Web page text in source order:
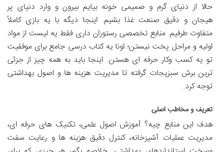
حالا از دنیای گرم و صمیمی خونه بیایم بیرون و وارد دنیای پر
هیجان و دقیق صنعت غذا بشیم. اینجا دیگه با یه بازی کاملاً
متفاوت طرفیم. منابع تخصصی رستوران داری فقط یه لیست از مواد
اولیه و مراحل پخت نیستن؛ اونا یه کتاب درسی جامع برای موفقیت
تو یه کسب وکار حرفه ای هستن. اینجا باید به همه چیز از جزئی
ترین برش سبزیجات گرفته تا مدیریت هزینه ها و اصول بهداشتی
توجه کرد.
تعریف و مخاطب اصلی
هدف این منابع چیه؟ آموزش اصول علمی، تکنیک های حرفه ای،
مدیریت عملیات آشپزخانه، کنترل دقیق هزینه ها و رعایت سفت